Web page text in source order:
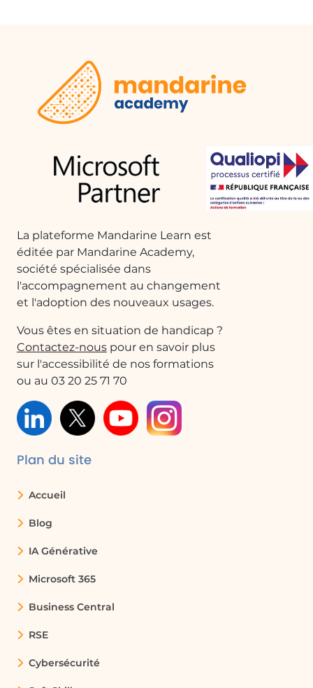
1 vidéo de cas d'usage
Modifier et adapter une présentation à partir
d'un smartphone
Découverte de PowerPoint
Présentation de PowerPoint
Découverte
Organisation de l'interface
Aperçu du ruban
Faites-vous aider par PowerPoint
Idées de conception dans Powerpoint
Enregistrer, exporter et partager
Commencer à utiliser PowerPoint
Enregistrer la présentation et découvrir
d'autres options
Insérer des icônes
Finaliser la présentation et la réviser
Actions de base
Modification du style de police d'une
retrait
Modifier la mise en forme d'une liste sur le
Rogner une image pour l'ajuster à une forme
Imprimer un document de base
La plateforme Mandarine Learn est
éditée par Mandarine Academy,
société spécialisée dans
l'accompagnement au changement
et l'adoption des nouveaux usages.
Vous êtes en situation de handicap ?
Contactez-nous pour en savoir plus
sur l'accessibilité de nos formations
ou au 03 20 25 71 70
Plan du site
Accueil
Blog
IA Générative
Microsoft 365
Business Central
RSE
Cybersécurité